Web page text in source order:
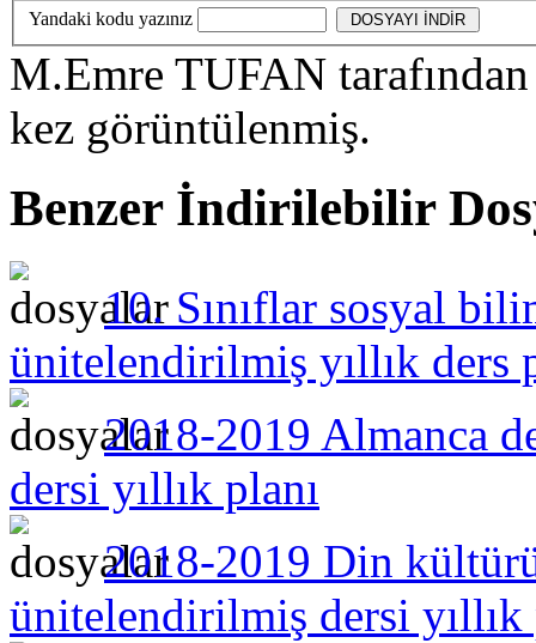
Yandaki kodu yazınız
M.Emre TUFAN
kez görüntülenmiş.
Benzer İndirilebilir
10. Sınıflar sosyal
ünitelendirilmiş yıllık ders
2018-2019 Almanca
dersi yıllık planı
2018-2019 Din
ünitelendirilmiş dersi yıllık